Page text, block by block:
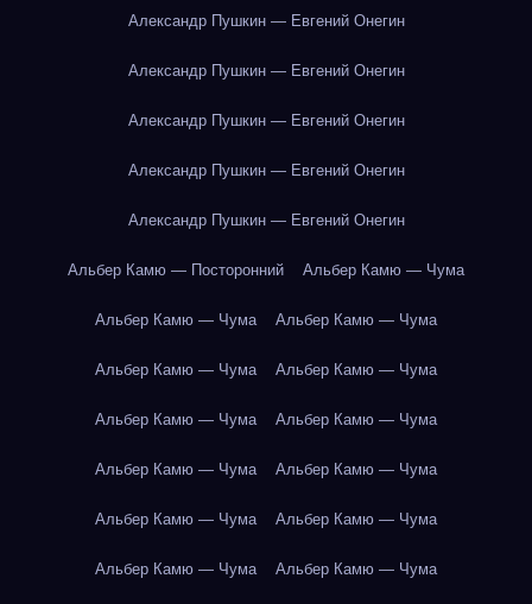
Александр Пушкин — Евгений Онегин
Александр Пушкин — Евгений Онегин
Александр Пушкин — Евгений Онегин
Александр Пушкин — Евгений Онегин
Александр Пушкин — Евгений Онегин
Альбер Камю — Посторонний Альбер Камю — Чума
Альбер Камю — Чума Альбер Камю — Чума
Альбер Камю — Чума Альбер Камю — Чума
Альбер Камю — Чума Альбер Камю — Чума
Альбер Камю — Чума Альбер Камю — Чума
Альбер Камю — Чума Альбер Камю — Чума
Альбер Камю — Чума Альбер Камю — Чума